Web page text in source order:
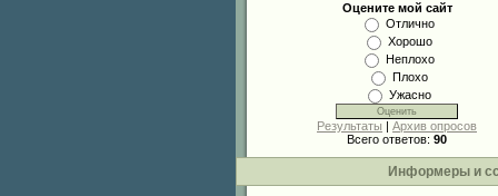
Оцените мой сайт
Отлично
Хорошо
Неплохо
Плохо
Ужасно
Результаты | Архив опросов
Всего ответов: 90
Информеры и